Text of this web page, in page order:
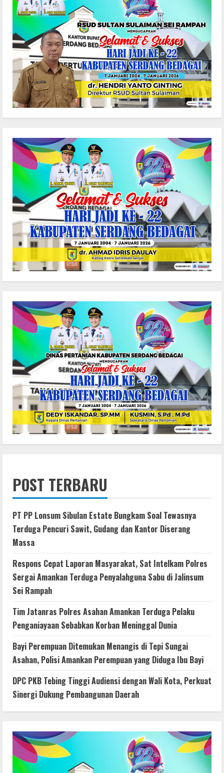
POST TERBARU
PT PP Lonsum Sibulan Estate Bungkam Soal Tewasnya
Terduga Pencuri Sawit, Gudang dan Kantor Diserang
Massa
Respons Cepat Laporan Masyarakat, Sat Intelkam Polres
Sergai Amankan Terduga Penyalahguna Sabu di Jalinsum
Sei Rampah
Tim Jatanras Polres Asahan Amankan Terduga Pelaku
Penganiayaan Sebabkan Korban Meninggal Dunia
Bayi Perempuan Ditemukan Menangis di Tepi Sungai
Asahan, Polisi Amankan Perempuan yang Diduga Ibu Bayi
DPC PKB Tebing Tinggi Audiensi dengan Wali Kota, Perkuat
Sinergi Dukung Pembangunan Daerah